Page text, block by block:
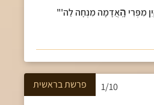
מִפְּרִי הָֽאֲדָמָה מִנְחָה לַה'"
1/10 פרשתבראשית